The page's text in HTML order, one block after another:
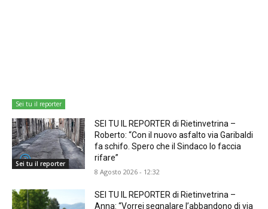
Sei tu il reporter
Sei tu il reporter
SEI TU IL REPORTER di Rietinvetrina –
Roberto: “Con il nuovo asfalto via Garibaldi
fa schifo. Spero che il Sindaco lo faccia
rifare”
8 Agosto 2026 - 12:32
SEI TU IL REPORTER di Rietinvetrina –
Anna: “Vorrei segnalare l’abbandono di via